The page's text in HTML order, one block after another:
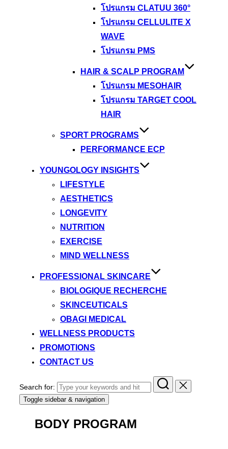
โปรแกรม CLATUU 360°
โปรแกรม CELLULITE X
WAVE
โปรแกรม PMS
HAIR & SCALP PROGRAM
โปรแกรม MESOHAIR
โปรแกรม TARGET COOL
HAIR
SPORT PROGRAMS
PERFORMANCE ECP
YOUNGOLOGY INSIGHTS
LIFESTYLE
AESTHETICS
LONGEVITY
NUTRITION
EXERCISE
MIND WELLNESS
PROFESSIONAL SKINCARE
BIOLOGIQUE RECHERCHE
SKINCEUTICALS
OBAGI MEDICAL
WELLNESS PRODUCTS
PROMOTIONS
CONTACT US
Search for:
Toggle sidebar & navigation
BODY PROGRAM